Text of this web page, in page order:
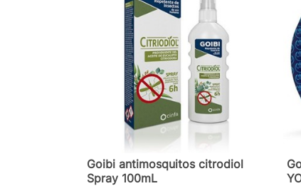
Goibi antimosquitos citrodiol
Spray 100mL